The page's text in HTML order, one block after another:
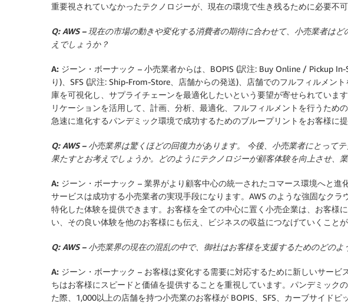
重要視されていなかったテクノロジーが、現在の環境で生き残るために必要不
Q: AWS – 現在の市場の動きや変化する消費者の期待に合わせて、小売業者は
えでしょうか？
A: ジーン・ボーナック – 小売業者からは、BOPIS (訳注: Buy Online / Pickup
り)、SFS (訳注: Ship-From-Store、店舗からの発送)、店舗でのフルフィルメン
庫を可視化し、サプライチェーンを最適化したいという要望が寄せられていま
リケーションを活用して、計画、分析、最適化、フルフィルメントを行うため
急速に進化するパンデミック環境で成功するためのブループリントをお客様に提
Q: AWS – 小売業界は驚くほどの回復力があります。 今後、小売業者にとって
果たすとお考えでしょうか。どのようにテクノロジーが顧客体験を向上させ、
A: ジーン・ボーナック – 業界がより顧客中心の統一されたコマース環境へと進
サービスは成功する小売業者の実現手段になります。AWS のような強固なクラ
特化した体験を提供できます。お客様を全ての中心に置く小売企業は、お客様
い、その良い体験を他のお客様にも伝え、ビジネスの収益につなげていくことが
Q: AWS – 小売業界の現在の混乱の中で、御社はお客様を支援するためのどのよ
A: ジーン・ボーナック – お客様は変化する需要に対応するために新しいサービ
ちはお客様にスピードと価値を提供することを重視しています。パンデミック
た際、1,000以上の店舗を持つ小売業のお客様が BOPIS、SFS、カーブサイド